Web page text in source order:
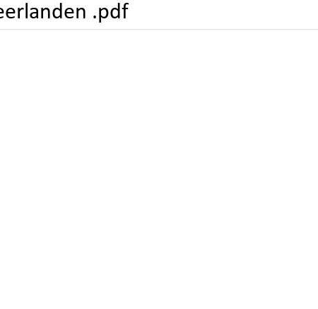
.pdf